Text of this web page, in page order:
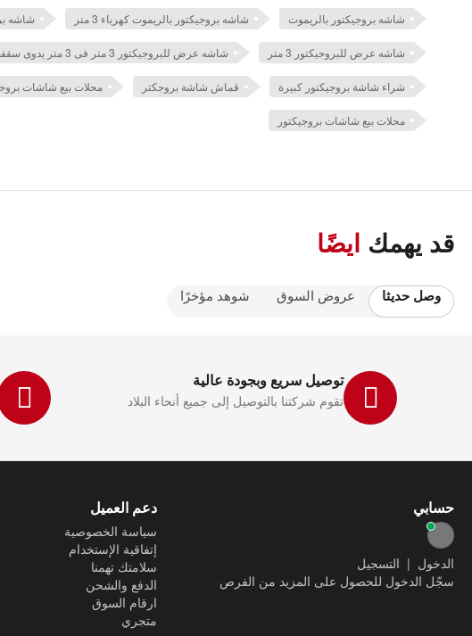
شاشه بروجيكتور بالريموت شاشه بروجيكتور بالريموت كهرباء 3 متر شاشه
شاشه عرض للبروجيكتور 3 متر شاشه عرض للبروجيكتور 3 متر فى 3 متر يدوى سقفى
شراء شاشة بروجيكتور كبيرة قماش شاشة بروجكتر محلات بيع شاشات
محلات بيع شاشات بروجيكتور
قد يهمك ايضًا
وصل حديثا عروض السوق شوهد مؤخرًا
توصيل سريع وبجودة عالية
تقوم شركتنا بالتوصيل إلى جميع أنحاء البلاد
حسابي
الدخول | التسجيل
سجّل الدخول للحصول على المزيد من الفرص
دعم العميل
سياسة الخصوصية
إتفاقية الإستخدام
سلامتك تهمنا
الدفع والشحن
ارقام السوق
متجري